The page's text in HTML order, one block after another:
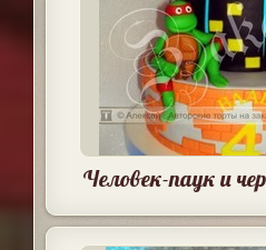
Человек-паук и